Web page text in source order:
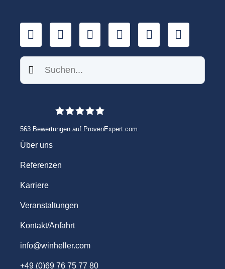
LinkedInYouTube
Xing Facebook
Twitter
Suchen
563 Bewertungen auf ProvenExpert.com
Über uns
Referenzen
Karriere
Veranstaltungen
Kontakt/Anfahrt
info@winheller.com
+49 (0)69 76 75 77 80